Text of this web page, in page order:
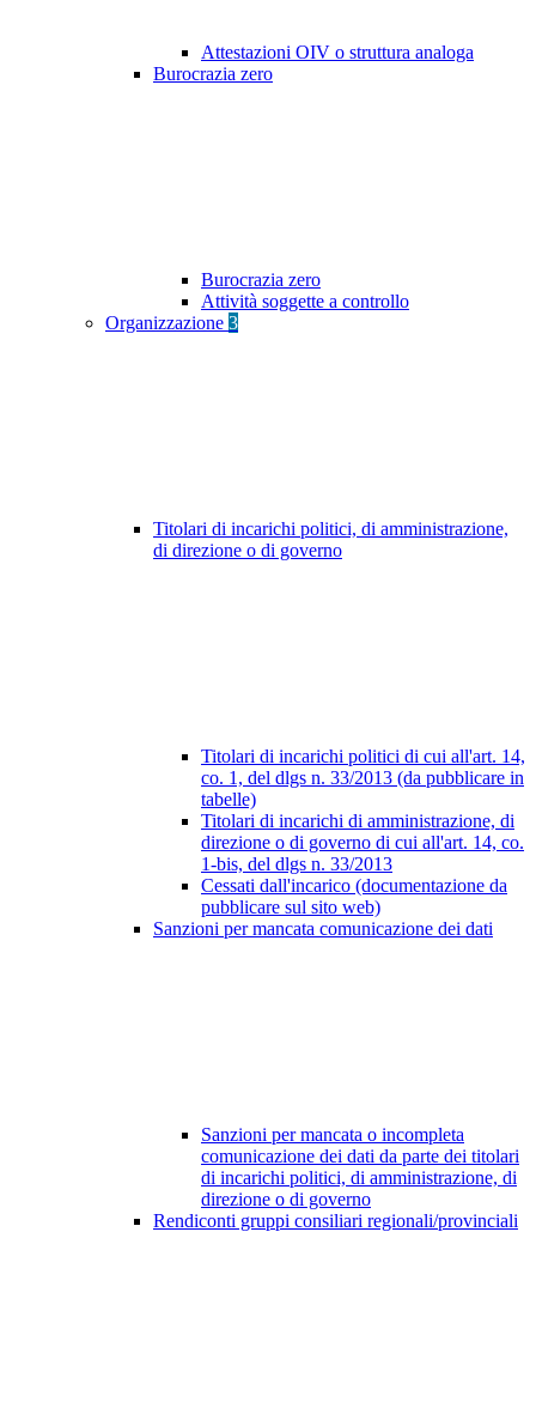
Attestazioni OIV o struttura analoga
Burocrazia zero
Burocrazia zero
Attività soggette a controllo
Organizzazione 3
Titolari di incarichi politici, di amministrazione,
di direzione o di governo
Titolari di incarichi politici di cui all'art. 14,
co. 1, del dlgs n. 33/2013 (da pubblicare in
tabelle)
Titolari di incarichi di amministrazione, di
direzione o di governo di cui all'art. 14, co.
1-bis, del dlgs n. 33/2013
Cessati dall'incarico (documentazione da
pubblicare sul sito web)
Sanzioni per mancata comunicazione dei dati
Sanzioni per mancata o incompleta
comunicazione dei dati da parte dei titolari
di incarichi politici, di amministrazione, di
direzione o di governo
Rendiconti gruppi consiliari regionali/provinciali